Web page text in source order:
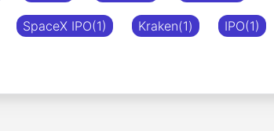
SpaceX IPO(1) Kraken(1) IPO(1)